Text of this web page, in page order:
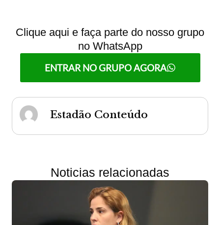
Clique aqui e faça parte do nosso grupo
no WhatsApp
ENTRAR NO GRUPO AGORA
Estadão Conteúdo
Noticias relacionadas